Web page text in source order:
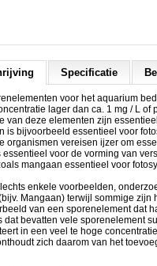
Specificatie
voor het aquarium
lager dan ca. 1 mg / L of
van deze elementen zijn
is bijvoorbeeld essentieel voor
organismen vereisen ijzer om
essentieel voor de vorming van
mangaan essentieel voor
enkele voorbeelden,
Mangaan) terwijl sommige zijn
van een sporenelement dat
dat bevatten vele sporenelement
in een veel te hoge
zich daarom van het